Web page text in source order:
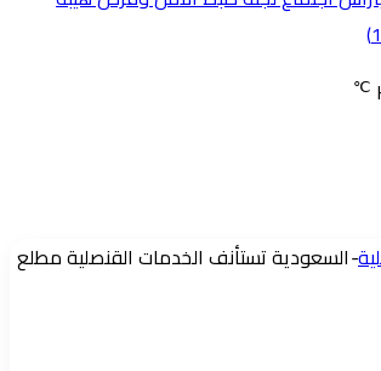
℃
-السعودية تستأنف الخدمات القنصلية مطلع